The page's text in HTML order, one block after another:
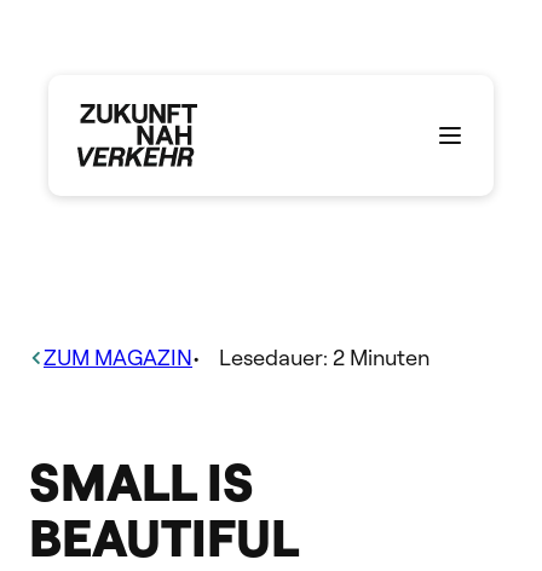
ZUM MAGAZIN• Lesedauer: 2 Minuten
SMALL IS
BEAUTIFUL